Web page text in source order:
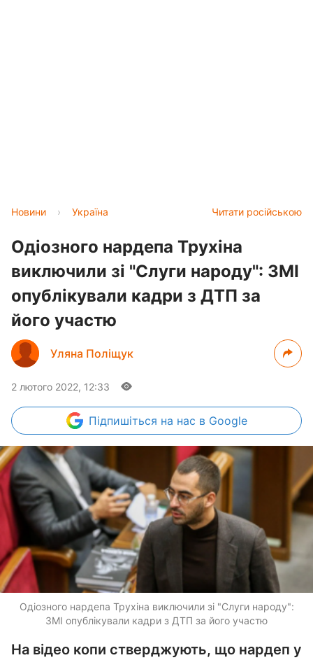
Читати російською
Новини › Україна
Одіозного нардепа Трухіна
виключили зі "Слуги народу": ЗМІ
опублікували кадри з ДТП за
його участю
Уляна Поліщук
2 лютого 2022, 12:33
Підпишіться на нас в Google
Одіозного нардепа Трухіна виключили зі "Слуги народу":
ЗМІ опублікували кадри з ДТП за його участю
На відео копи стверджують, що нардеп у